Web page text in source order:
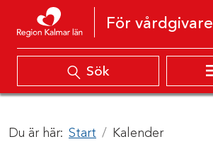
Hoppa till innehåll
För vårdgivare
Sök
Du är här: Start Kalender